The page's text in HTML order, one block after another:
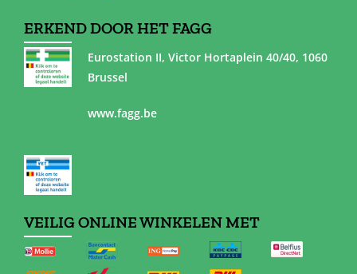
ERKEND DOOR HET FAGG
Eurostation II, Victor Hortaplein 40/40, 1060
Brussel
www.fagg.be
VEILIG ONLINE WINKELEN MET